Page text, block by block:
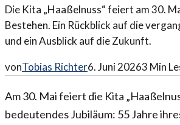
Die Kita „Haaßelnuss“ feiert am 30.
Bestehen. Ein Rückblick auf die
und ein Ausblick auf die Zukunft.
vonTobias Richter6. Juni 20263 Min
Am 30. Mai feiert die Kita
bedeutendes Jubiläum: 55 Jahre